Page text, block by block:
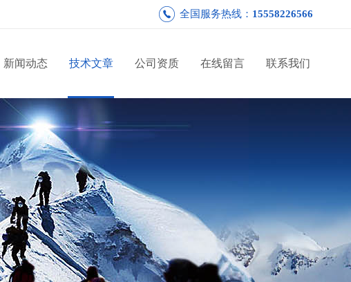
全国服务热线： 15558226566
新闻动态 技术文章 公司资质 在线留言 联系我们